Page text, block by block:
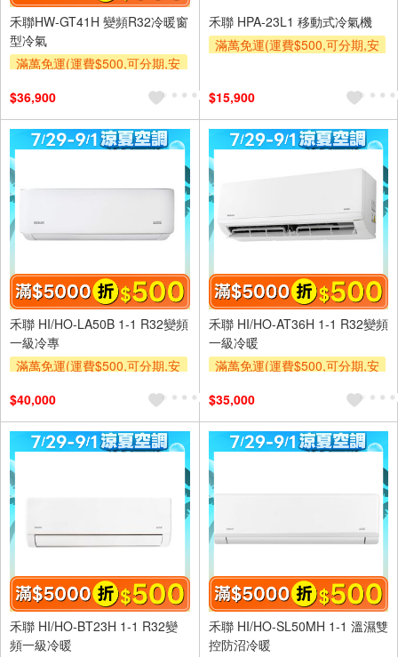
禾聯HW-GT41H 變頻R32冷暖窗
型冷氣
滿萬免運(運費$500,可分期,安
及使用6期以上分期0利率,需付
基本安裝運費)
滿額折$500
滿額贈券
$36,900
禾聯 HPA-23L1 移動式冷氣機
滿萬免運(運費$500,可分期,安
滿額贈券
$15,900
禾聯 HI/HO-LA50B 1-1 R32變頻
一級冷專
滿萬免運(運費$500,可分期,安
及使用6期以上分期0利率,需付
基本安裝運費)
滿額折$500
滿額贈券
$40,000
禾聯 HI/HO-AT36H 1-1 R32變頻
一級冷暖
滿萬免運(運費$500,可分期,安
及使用6期以上分期0利率,需付
基本安裝運費)
滿額折$500
滿額贈券
$35,000
禾聯 HI/HO-BT23H 1-1 R32變
頻一級冷暖
禾聯 HI/HO-SL50MH 1-1 溫濕雙
控防沼冷暖